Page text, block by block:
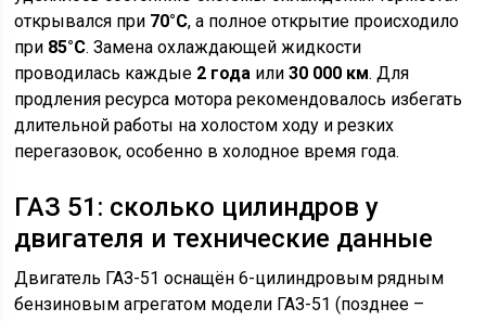
открывался при 70°C, а полное открытие происходило
при 85°C. Замена охлаждающей жидкости
проводилась каждые 2 года или30 000 км. Для
продления ресурса мотора рекомендовалось избегать
длительной работы на холостом ходу и резких
перегазовок, особенно в холодное время года.
ГАЗ 51: сколько цилиндров у
двигателя и технические данные
Двигатель ГАЗ-51 оснащён 6-цилиндровым рядным
бензиновым агрегатом модели ГАЗ-51 (позднее –